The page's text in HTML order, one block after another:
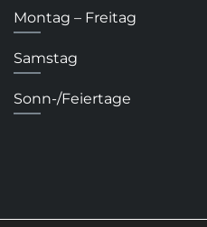
Montag – Freitag
Samstag
Sonn-/Feiertage